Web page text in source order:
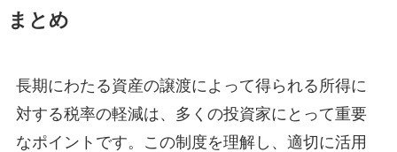
まとめ
長期にわたる資産の譲渡によって得られる所得に
対する税率の軽減は、多くの投資家にとって重要
なポイントです。この制度を理解し、適切に活用